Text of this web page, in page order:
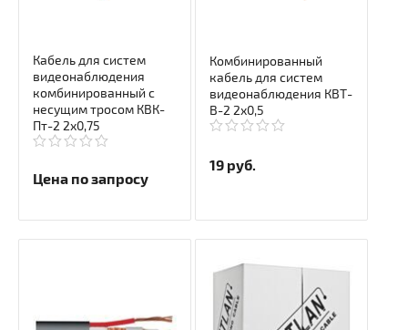
Кабель для систем
видеонаблюдения
комбинированный с
несущим тросом КВК-
Пт-2 2х0,75
Цена по запросу
Комбинированный
кабель для систем
видеонаблюдения КВТ-
В-2 2х0,5
19 руб.